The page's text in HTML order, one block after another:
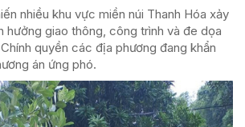
nhiều khu vực miền núi Thanh Hóa xảy
hưởng giao thông, công trình và đe dọa
quyền các địa phương đang khẩn
án ứng phó.